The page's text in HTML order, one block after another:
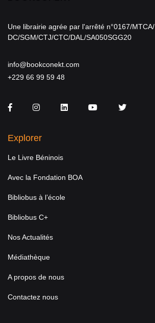
Une librairie agrée par l'arrêté n°0167/MTCA/
DC/SGM/CTJ/CTC/DAL/SA050SGG20
info@bookconekt.com
+229 66 99 59 48
FacebookInstagramLinkedInYou TubeTwitter
Explorer
Le Livre Béninois
Avec la Fondation BOA
Bibliobus à l’école
Bibliobus C+
Nos Actualités
Médiathèque
A propos de nous
Contactez nous